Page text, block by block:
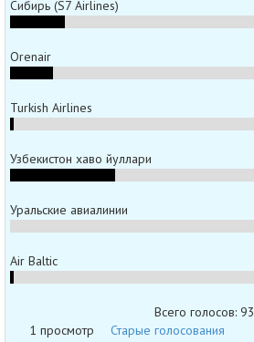
Сибирь (S7 Airlines)
Orenair
Turkish Airlines
Узбекистон хаво йуллари
Уральские авиалинии
Air Baltic
Всего голосов: 93
1 просмотр
Старые голосования